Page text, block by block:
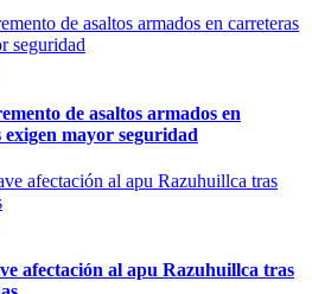
de asaltos armados en
mayor seguridad
afectación al apu Razuhuillca tras